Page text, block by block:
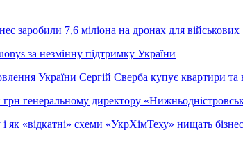
заробили 7,6 міліона на дронах для військових
за незмінну підтримку України
України Сергій Сверба купує квартири та
генеральному директору
як «відкатні» схеми «УкрХімТеху» нищать бізнес